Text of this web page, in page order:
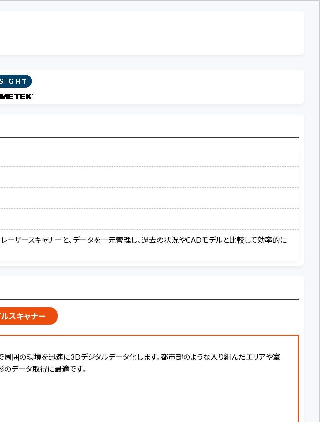
ザースキャナーと、データを一元管理し、過去の状況やCADモデルと比較して効率的に
スキャナー
囲の環境を迅速に3Dデジタルデータ化します。都市部のような入り組んだエリアや室
データ取得に最適です。